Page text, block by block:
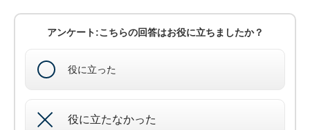
アンケート:こちらの回答はお役に立ちましたか？
役に立った
役に立たなかった